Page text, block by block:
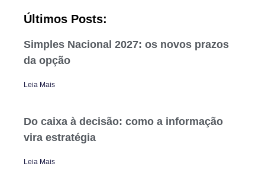
Últimos Posts:
Simples Nacional 2027: os novos prazos
da opção
Leia Mais
Do caixa à decisão: como a informação
vira estratégia
Leia Mais